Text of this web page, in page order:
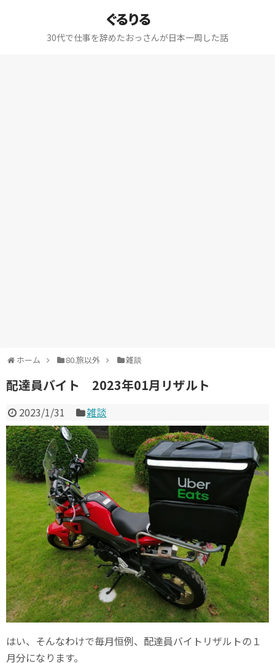
ぐるりる
30代で仕事を辞めたおっさんが日本一周した話
ホーム 80.旅以外 雑談
配達員バイト 2023年01月リザルト
2023/1/31 雑談
はい、そんなわけで毎月恒例、配達員バイトリザルトの１
月分になります。